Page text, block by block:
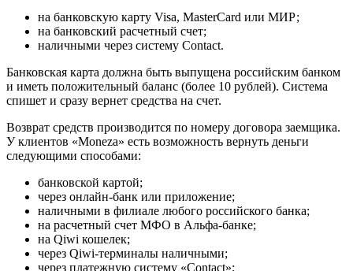
на банковскую карту Visa, MasterCard или МИР;
на банковский расчетный счет;
наличными через систему Contact.
Банковская карта должна быть выпущена российским банком
и иметь положительный баланс (более 10 рублей). Система
спишет и сразу вернет средства на счет.
Возврат средств производится по номеру договора заемщика.
У клиентов «Moneza» есть возможность вернуть деньги
следующими способами:
банковской картой;
через онлайн-банк или приложение;
наличными в филиале любого российского банка;
на расчетный счет МФО в Альфа-банке;
на Qiwi кошелек;
через Qiwi-терминалы наличными;
через платежную систему «Contact»;